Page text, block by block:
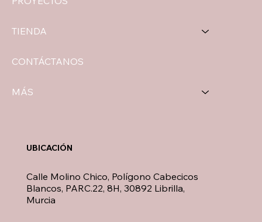
TIENDA
CONTÁCTANOS
MÁS
Calle Molino Chico, Polígono Cabecicos
Blancos, PARC.22, 8H, 30892 Librilla,
Murcia
UBICACIÓN